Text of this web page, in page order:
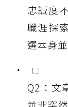
忠誠度
職涯探
選本身
Q2：文